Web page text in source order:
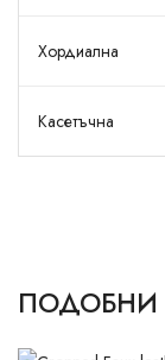
Хордиална
Касетъчна
ПОДОБНИ